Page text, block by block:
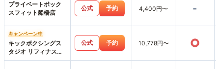
プライベートボック
スフィット船橋店
公式 予約 4,400円〜 -
キャンペーン中
キックボクシングス
タジオ リフィナス船
橋店
公式 予約 10,778円〜 ○